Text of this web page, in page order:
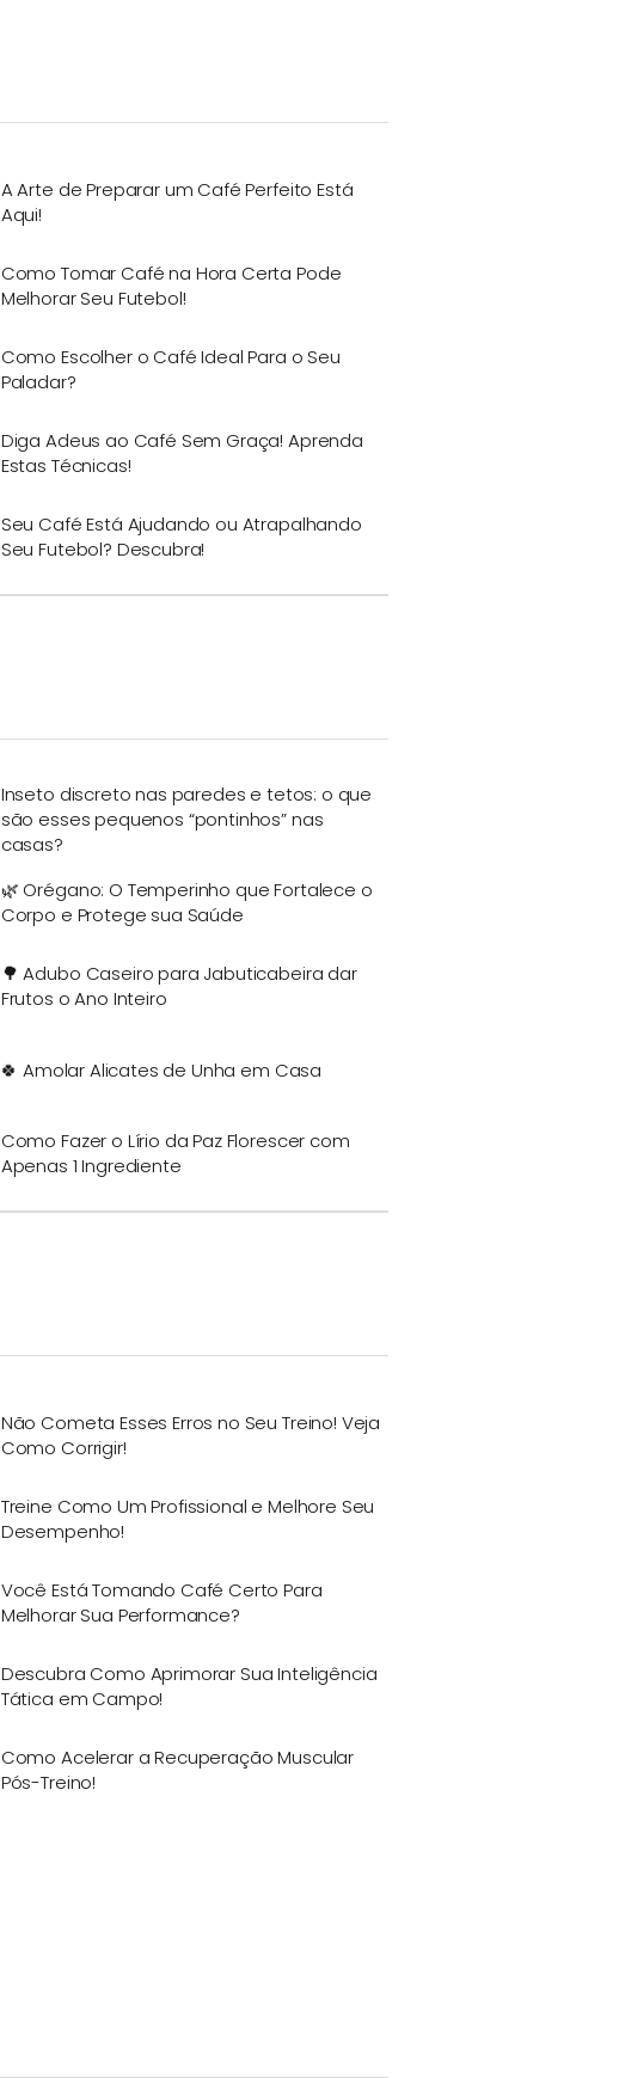
A Arte de Preparar um Café Perfeito Está
Aqui!
Como Tomar Café na Hora Certa Pode
Melhorar Seu Futebol!
Como Escolher o Café Ideal Para o Seu
Paladar?
Diga Adeus ao Café Sem Graça! Aprenda
Estas Técnicas!
Seu Café Está Ajudando ou Atrapalhando
Seu Futebol? Descubra!
Inseto discreto nas paredes e tetos: o que
são esses pequenos “pontinhos” nas
casas?
🌿 Orégano: O Temperinho que Fortalece o
Corpo e Protege sua Saúde
🌳 Adubo Caseiro para Jabuticabeira dar
Frutos o Ano Inteiro
🍀 Amolar Alicates de Unha em Casa
Como Fazer o Lírio da Paz Florescer com
Apenas 1 Ingrediente
Não Cometa Esses Erros no Seu Treino! Veja
Como Corrigir!
Treine Como Um Profissional e Melhore Seu
Desempenho!
Você Está Tomando Café Certo Para
Melhorar Sua Performance?
Descubra Como Aprimorar Sua Inteligência
Tática em Campo!
Como Acelerar a Recuperação Muscular
Pós-Treino!